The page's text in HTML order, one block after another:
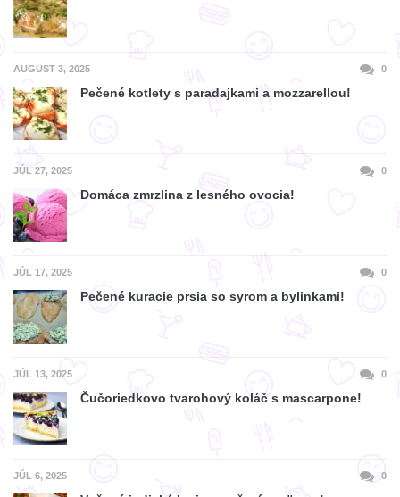
AUGUST 3, 2025 0
Pečené kotlety s paradajkami a mozzarellou!
JÚL 27, 2025 0
Domáca zmrzlina z lesného ovocia!
JÚL 17, 2025 0
Pečené kuracie prsia so syrom a bylinkami!
JÚL 13, 2025 0
Čučoriedkovo tvarohový koláč s mascarpone!
JÚL 6, 2025 0